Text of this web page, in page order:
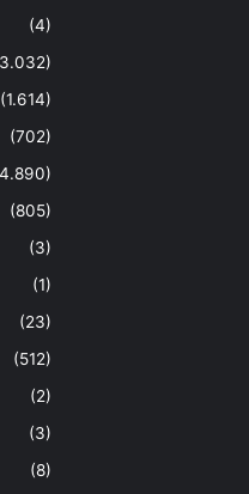
(4)
(1.614)
(702)
(805)
(3)
(1)
(23)
(512)
(2)
(3)
(8)